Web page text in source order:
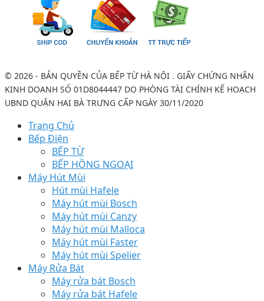
© 2026 - BẢN QUYỀN CỦA BẾP TỪ HÀ NỘI . GIẤY CHỨNG NHẬN
KINH DOANH SỐ 01D8044447 DO PHÒNG TÀI CHÍNH KẾ HOẠCH
UBND QUẬN HAI BÀ TRƯNG CẤP NGÀY 30/11/2020
Trang Chủ
Bếp Điện
BẾP TỪ
BẾP HỒNG NGOẠI
Máy Hút Mùi
Hút mùi Hafele
Máy hút mùi Bosch
Máy hút mùi Canzy
Máy hút mùi Malloca
Máy hút mùi Faster
Máy hút mùi Spelier
Máy Rửa Bát
Máy rửa bát Bosch
Máy rửa bát Hafele